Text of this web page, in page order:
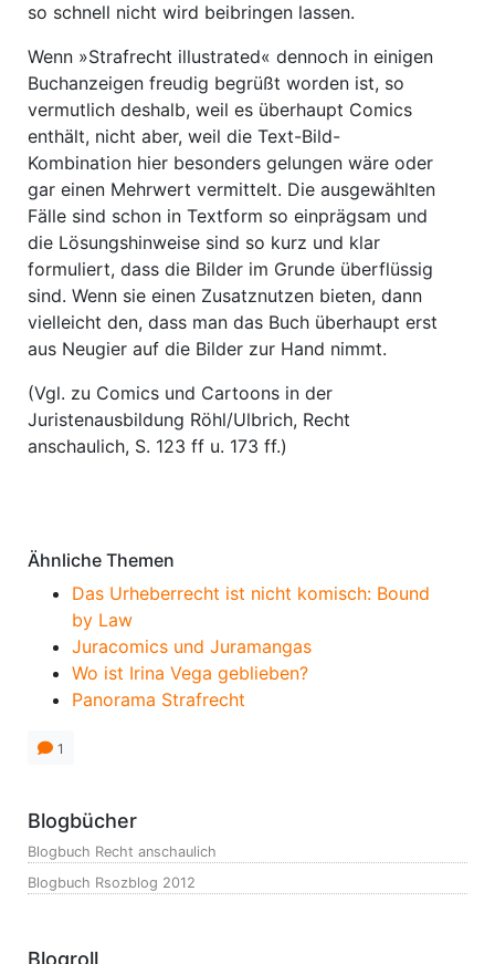
so schnell nicht wird beibringen lassen.
Wenn »Strafrecht illustrated« dennoch in einigen
Buchanzeigen freudig begrüßt worden ist, so
vermutlich deshalb, weil es überhaupt Comics
enthält, nicht aber, weil die Text-Bild-
Kombination hier besonders gelungen wäre oder
gar einen Mehrwert vermittelt. Die ausgewählten
Fälle sind schon in Textform so einprägsam und
die Lösungshinweise sind so kurz und klar
formuliert, dass die Bilder im Grunde überflüssig
sind. Wenn sie einen Zusatznutzen bieten, dann
vielleicht den, dass man das Buch überhaupt erst
aus Neugier auf die Bilder zur Hand nimmt.
(Vgl. zu Comics und Cartoons in der
Juristenausbildung Röhl/Ulbrich, Recht
anschaulich, S. 123 ff u. 173 ff.)
Ähnliche Themen
Das Urheberrecht ist nicht komisch: Bound
by Law
Juracomics und Juramangas
Wo ist Irina Vega geblieben?
Panorama Strafrecht
1
Blogbücher
Blogbuch Recht anschaulich
Blogbuch Rsozblog 2012
Blogroll